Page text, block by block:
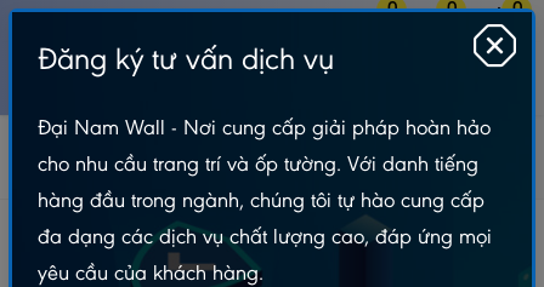
0 0 0
Thanh Lam Gỗ Nhựa Ngoài Trời
HWA-ĐN
Lam hộp ngoài trời 50x100x2900MM
Lam hộp ngoài trời 50x100x2900MM
Đăng ký tư vấn dịch vụ
Đại Nam Wall - Nơi cung cấp giải pháp hoàn hảo
cho nhu cầu trang trí và ốp tường. Với danh tiếng
hàng đầu trong ngành, chúng tôi tự hào cung cấp
đa dạng các dịch vụ chất lượng cao, đáp ứng mọi
yêu cầu của khách hàng.